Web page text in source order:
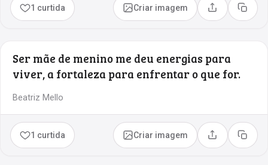
1 curtida Criar imagem Compartilhar
Copiar
Ser mãe de menino me deu energias para
viver, a fortaleza para enfrentar o que for.
Beatriz Mello
1 curtida Criar imagem Compartilhar
Copiar